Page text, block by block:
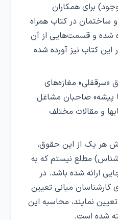
برای همکاران
ساختمان در کتاب همراه
شده و قسمت‌هایی از آن
این کتاب نیز آورده شده
«سرقفلی» مغازه‌های
پیشه» صاحبان مشاغل
و مقالات مختلف
هر یک از این حقوق،
مطلع نیستم که به
ارائه شده باشد. در
کارشناسان مبانی تعیین
نمایند، محاسبه این
شده است.